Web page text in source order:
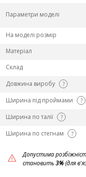
Параметри моделі
На моделі розмір
Матеріал
Склад
Довжина виробу
?
Ширина під проймами
?
Ширина по талії
?
Ширина по стегнам
?
Допустима
становить3%(для